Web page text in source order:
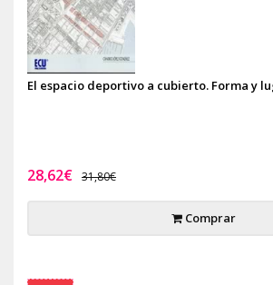
El espacio deportivo a cubierto. Forma y
28,62€ 31,80€
Comprar